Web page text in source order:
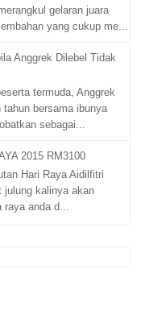
gelaran juara
yang cukup me...
Anggrek Dilebel Tidak
termuda, Anggrek
bersama ibunya
sebagai...
2015 RM3100
Hari Raya Aidilfitri
julung kalinya akan
anda d...